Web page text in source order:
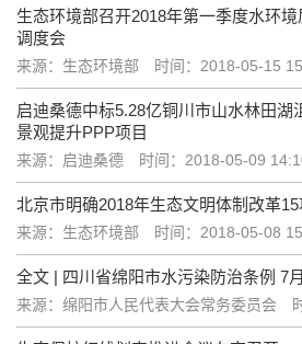
生态环境部召开2018年第一季度水环
调度会
来源：生态环境部 时间：2018-05-15
启迪桑德中标5.28亿铜川市山水林田湖
景观提升PPP项目
来源：启迪桑德 时间：2018-05-09
北京市明确2018年生态文明体制改革
来源：生态环境部 时间：2018-05-08
全文 | 四川省绵阳市水污染防治条例 7
来源：绵阳市人民代表大会常务委员会